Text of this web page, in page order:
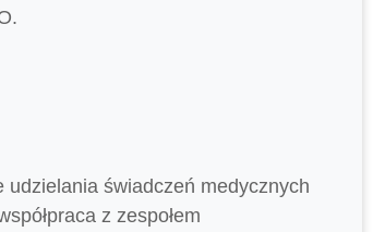
świadczeń medycznych
z zespołem